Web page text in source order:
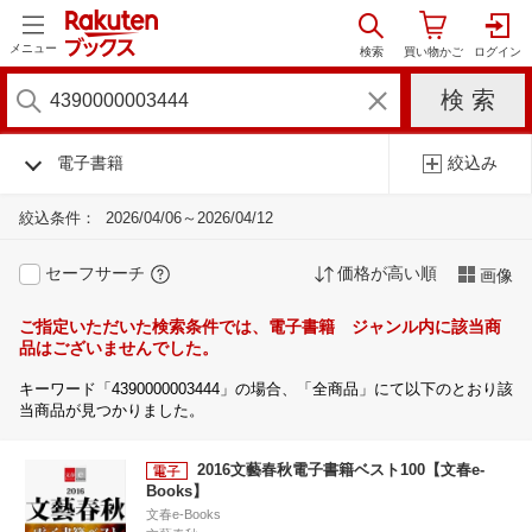
メニュー
電子書籍 絞込み
絞込条件： 2026/04/06～2026/04/12
セーフサーチ 価格が高い順 画像
ご指定いただいた検索条件では、電子書籍 ジャンル内に該当商
品はございませんでした。
キーワード「4390000003444」の場合、「全商品」にて以下のとおり該
当商品が見つかりました。
2016文藝春秋電子書籍ベスト100【文春e-
Books】
文春e-Books